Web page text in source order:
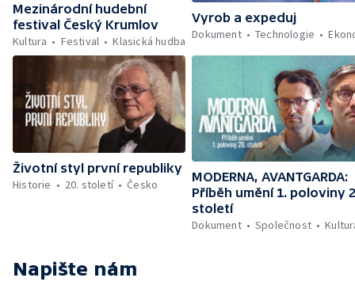
Mezinárodní hudební
festival Český Krumlov
Kultura
Festival Klasická hudba
Vyrob a expeduj
Dokument
Technologie
Životní styl první republiky
Historie
20. století Česko
MODERNA, AVANTGARDA:
Příběh umění 1. poloviny
století
Dokument
Společnost
Napište nám